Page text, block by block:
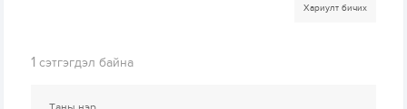
Хариулт бичих
1 сэтгэгдэл байна